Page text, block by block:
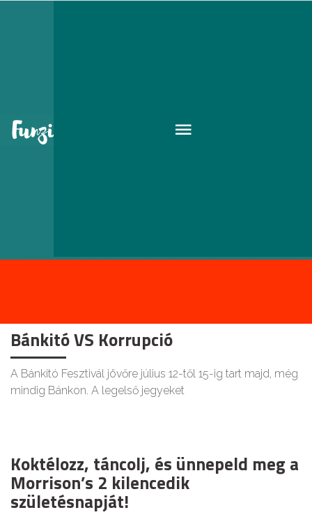
Bánkitó VS Korrupció
A Bánkitó Fesztivál jövőre július 12-től 15-ig tart majd, még
mindig Bánkon. A legelső jegyeket
Koktélozz, táncolj, és ünnepeld meg a
Morrison’s 2 kilencedik
születésnapját!